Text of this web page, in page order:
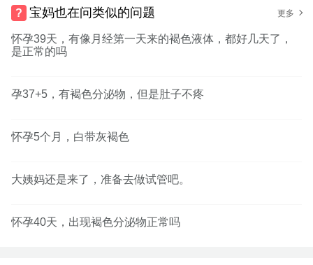
树友u49764489：没到一周呢，就有一次是褐色的，然后就没
了，今天是经期日子，还没来
宝妈也在问类似的问题 更多
怀孕39天，有像月经第一天来的褐色液体，都好几天了，
是正常的吗
孕37+5，有褐色分泌物，但是肚子不疼
怀孕5个月，白带灰褐色
大姨妈还是来了，准备去做试管吧。
怀孕40天，出现褐色分泌物正常吗